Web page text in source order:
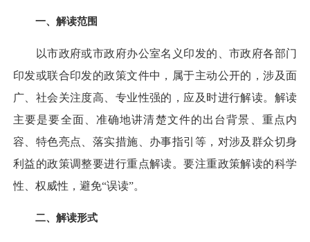
一、解读范围
以市政府或市政府办公室名义印发的、市政府各部门
印发或联合印发的政策文件中，属于主动公开的，涉及面
广、社会关注度高、专业性强的，应及时进行解读。解读
主要是要全面、准确地讲清楚文件的出台背景、重点内
容、特色亮点、落实措施、办事指引等，对涉及群众切身
利益的政策调整要进行重点解读。要注重政策解读的科学
性、权威性，避免“误读”。
二、解读形式